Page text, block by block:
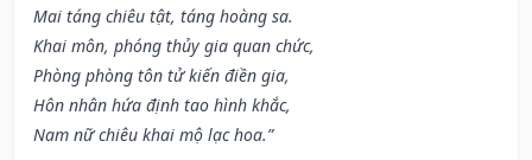
Mai táng chiêu tật, táng hoàng sa.
Khai môn, phóng thủy gia quan chức,
Phòng phòng tôn tử kiến điền gia,
Hôn nhân hứa định tao hình khắc,
Nam nữ chiêu khai mộ lạc hoa.”